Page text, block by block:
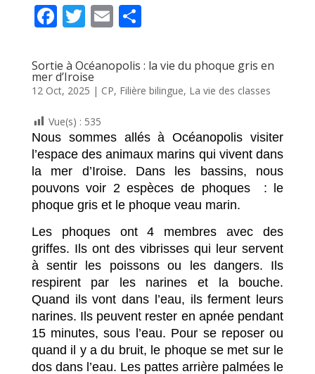
F
e
b
o
o
k
T
itt
er
E
ai
l
P
ta
g
Sortie à Océanopolis : la vie du phoque gris en
mer d’Iroise
12 Oct, 2025 | CP, Filière bilingue, La vie des classes
Vue(s) : 535
Nous sommes allés à Océanopolis visiter
l’espace des animaux marins qui vivent dans
la mer d’Iroise. Dans les bassins, nous
pouvons voir 2 espèces de phoques : le
phoque gris et le phoque veau marin.
Les phoques ont 4 membres avec des
griffes. Ils ont des vibrisses qui leur servent
à sentir les poissons ou les dangers. Ils
respirent par les narines et la bouche.
Quand ils vont dans l’eau, ils ferment leurs
narines. Ils peuvent rester en apnée pendant
15 minutes, sous l’eau. Pour se reposer ou
quand il y a du bruit, le phoque se met sur le
dos dans l’eau. Les pattes arrière palmées le